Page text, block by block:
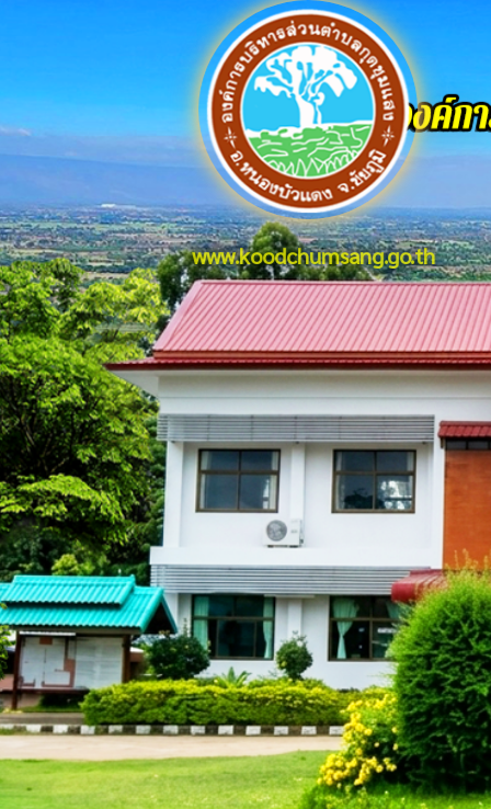
www.koodchumsang.go.th